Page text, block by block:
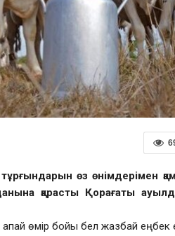
өз өнімдерімен
қарасты Қорағаты
өмір бойы бел жазбай еңбек